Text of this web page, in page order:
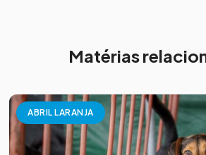
Matérias
ABRIL LARANJA